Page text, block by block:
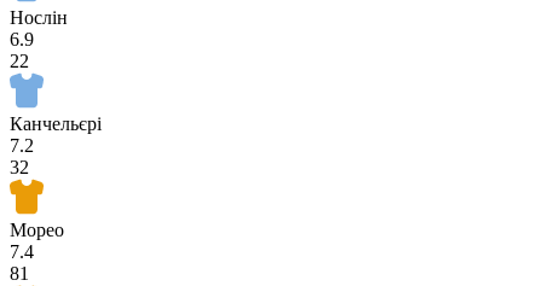
Нослін
6.9
22
Канчельєрі
7.2
32
Морео
7.4
81